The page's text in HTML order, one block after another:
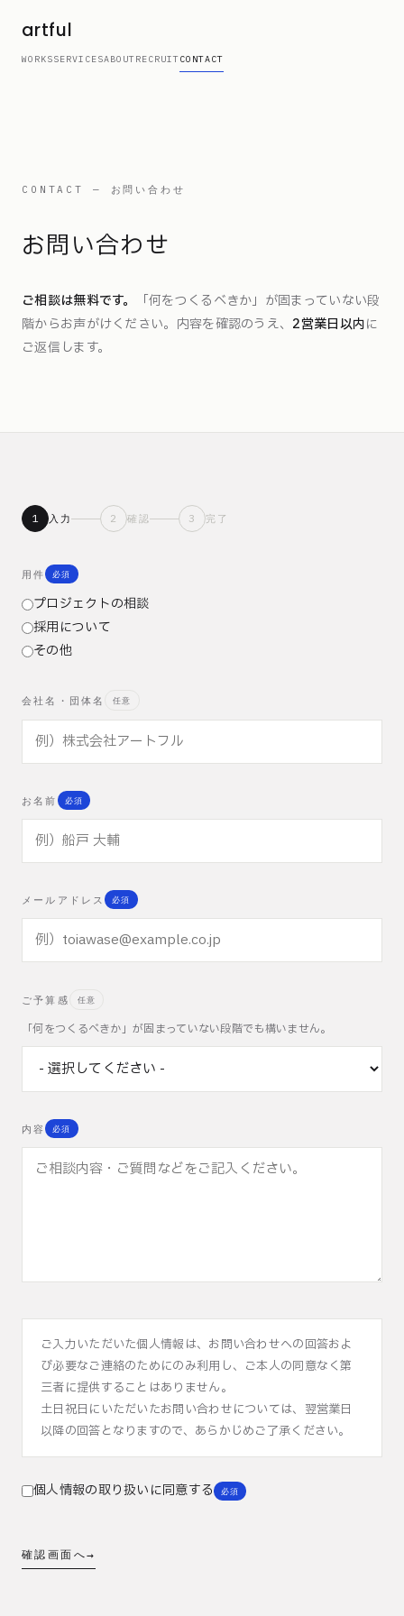
artful
WORKSSERVICESABOUTRECRUITCONTACT
CONTACT — お問い合わせ
お問い合わせ
ご相談は無料です。
「何をつくるべきか」が固まっていない段
階からお声がけください。内容を確認のうえ、 2営業日以内に
ご返信します。
1 入力 2 確認 3 完了
用件 必須
プロジェクトの相談
採用について
その他
会社名・団体名 任意
お名前 必須
メールアドレス 必須
ご予算感 任意
「何をつくるべきか」が固まっていない段階でも構いません。
内容 必須
ご入力いただいた個人情報は、お問い合わせへの回答およ
び必要なご連絡のためにのみ利用し、ご本人の同意なく第
三者に提供することはありません。
土日祝日にいただいたお問い合わせについては、翌営業日
以降の回答となりますので、あらかじめご了承ください。
個人情報の取り扱いに同意する 必須
確認画面へ